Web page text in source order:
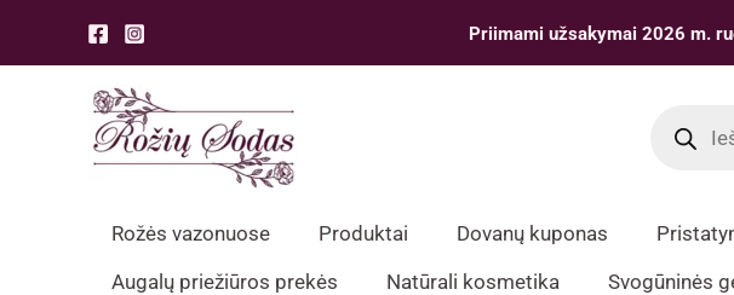
Priimami užsakymai 2026 m.
search
Rožės vazonuose Produktai Dovanų kuponas
Augalų priežiūros prekės
Natūrali kosmetika Svogūninės